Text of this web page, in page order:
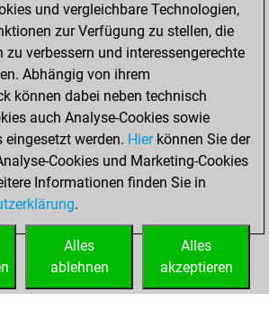
You scored +0
=0 -1 in blitz
You played 1
bullet games
You scored +0
=0 -1 in bullet
You played 2
slow games
You scored +1
=0 -1 in slow games
und vergleichbare Technologien,
zur Verfügung zu stellen, die
zu verbessern und interessengerechte
Abhängig von ihrem
können dabei neben technisch
auch Analyse-Cookies sowie
eingesetzt werden. Hierkönnen Sie der
Cookies und Marketing-Cookies
Informationen finden Sie in
.
Alles
akzeptieren
Alles
ablehnen